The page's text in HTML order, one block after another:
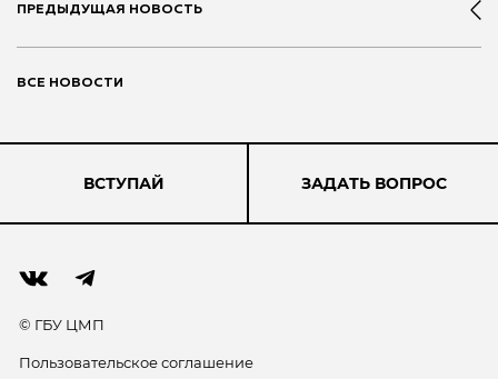
ПРЕДЫДУЩАЯ НОВОСТЬ
ВСЕ НОВОСТИ
ВСТУПАЙ ЗАДАТЬ ВОПРОС
© ГБУ ЦМП
Пользовательское соглашение